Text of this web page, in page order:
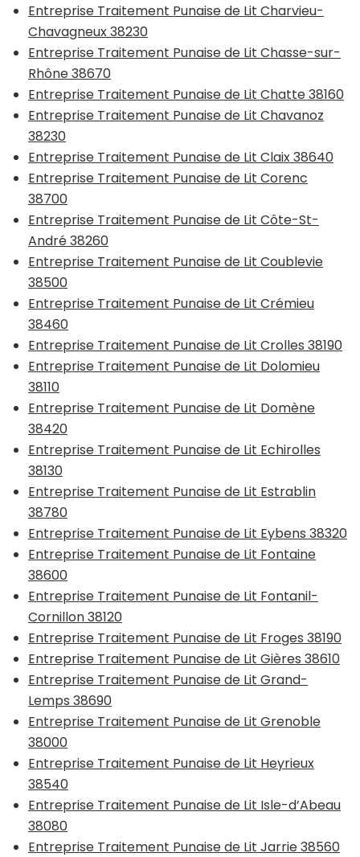
Entreprise Traitement Punaise de Lit Charvieu-
Chavagneux 38230
Entreprise Traitement Punaise de Lit Chasse-sur-
Rhône 38670
Entreprise Traitement Punaise de Lit Chatte 38160
Entreprise Traitement Punaise de Lit Chavanoz
38230
Entreprise Traitement Punaise de Lit Claix 38640
Entreprise Traitement Punaise de Lit Corenc
38700
Entreprise Traitement Punaise de Lit Côte-St-
André 38260
Entreprise Traitement Punaise de Lit Coublevie
38500
Entreprise Traitement Punaise de Lit Crémieu
38460
Entreprise Traitement Punaise de Lit Crolles 38190
Entreprise Traitement Punaise de Lit Dolomieu
38110
Entreprise Traitement Punaise de Lit Domène
38420
Entreprise Traitement Punaise de Lit Echirolles
38130
Entreprise Traitement Punaise de Lit Estrablin
38780
Entreprise Traitement Punaise de Lit Eybens 38320
Entreprise Traitement Punaise de Lit Fontaine
38600
Entreprise Traitement Punaise de Lit Fontanil-
Cornillon 38120
Entreprise Traitement Punaise de Lit Froges 38190
Entreprise Traitement Punaise de Lit Gières 38610
Entreprise Traitement Punaise de Lit Grand-
Lemps 38690
Entreprise Traitement Punaise de Lit Grenoble
38000
Entreprise Traitement Punaise de Lit Heyrieux
38540
Entreprise Traitement Punaise de Lit Isle-d’Abeau
38080
Entreprise Traitement Punaise de Lit Jarrie 38560